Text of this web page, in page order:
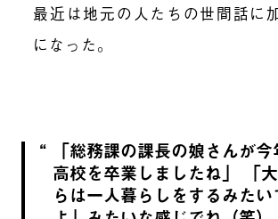
最近は地元の人たちの世間話に
になった。
「総務課の課長の娘さんが今
高校を卒業しましたね」 「
らは一人暮らしをするみたい